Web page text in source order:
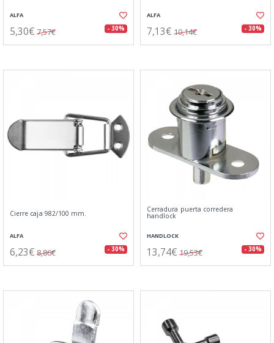
ALFA
5,30€ 7,57€ - 30%
ALFA
7,13€ 10,14€ - 30%
Cierre caja 982/100 mm.
ALFA
6,23€ 8,86€ - 30%
Cerradura puerta corredera
handlock
HANDLOCK
13,74€ 19,53€ - 30%